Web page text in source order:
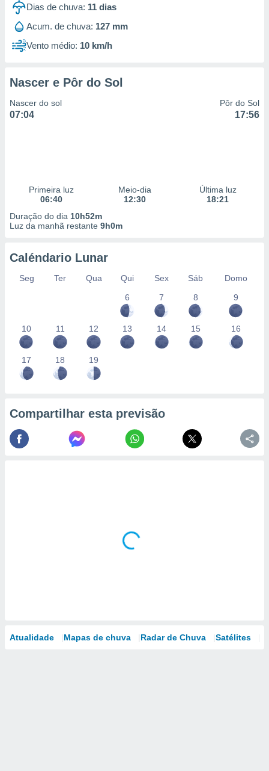
utilizar
de dados
fontes,
através
e
Dias de chuva: 11 dias
Acum. de chuva: 127 mm
Vento médio: 10 km/h
Nascer e Pôr do Sol
Nascer do sol
07:04
Pôr do Sol
17:56
Primeira luz
06:40
Meio-dia
12:30
Última luz
18:21
Duração do dia 10h52m
Luz da manhã restante 9h0m
Caléndario Lunar
Seg Ter Qua Qui Sex Sáb
Domo
6
7 8 9
10 11 12 13 14 15 16
17 18 19
Compartilhar esta previsão
Atualidade Mapas de chuva Radar de Chuva Satélites